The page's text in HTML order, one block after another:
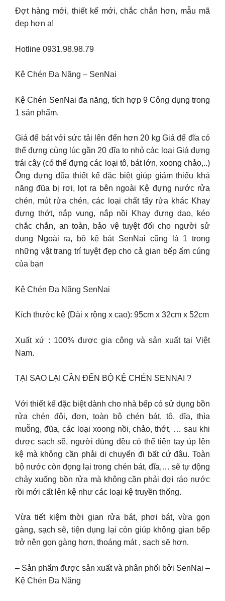
Đợt hàng mới, thiết kế mới, chắc chắn hơn, mẫu mã
đẹp hơn ạ!
Hotline 0931.98.98.79
Kệ Chén Đa Năng – SenNai
Kệ Chén SenNai đa năng, tích hợp 9 Công dụng trong
1 sản phẩm.
Giá để bát với sức tải lên đến hơn 20 kg Giá để đĩa có
thể đựng cùng lúc gần 20 đĩa to nhỏ các loại Giá đựng
trái cây (có thể đựng các loại tô, bát lớn, xoong chảo,..)
Ống đựng đũa thiết kế đặc biệt giúp giảm thiểu khả
năng đũa bị rơi, lọt ra bên ngoài Kệ đựng nước rửa
chén, mút rửa chén, các loại chất tẩy rửa khác Khay
đựng thớt, nắp vung, nắp nồi Khay đựng dao, kéo
chắc chắn, an toàn, bảo vệ tuyệt đối cho người sử
dụng Ngoài ra, bộ kệ bát SenNai cũng là 1 trong
những vật trang trí tuyệt đẹp cho cả gian bếp ấm cúng
của bạn
Kệ Chén Đa Năng SenNai
Kích thước kệ (Dài x rộng x cao): 95cm x 32cm x 52cm
Xuất xứ : 100% được gia công và sản xuất tại Việt
Nam.
TẠI SAO LẠI CẦN ĐẾN BỘ KỆ CHÉN SENNAI ?
Với thiết kế đặc biệt dành cho nhà bếp có sử dụng bồn
rửa chén đôi, đơn, toàn bộ chén bát, tô, dĩa, thìa
muỗng, đũa, các loại xoong nồi, chảo, thớt, … sau khi
được sạch sẽ, người dùng đều có thể tiện tay úp lên
kệ mà không cần phải di chuyển đi bất cứ đâu. Toàn
bộ nước còn đọng lại trong chén bát, đĩa,… sẽ tự động
chảy xuống bồn rửa mà không cần phải đợi ráo nước
rồi mới cất lên kệ như các loại kệ truyền thống.
Vừa tiết kiệm thời gian rửa bát, phơi bát, vừa gọn
gàng, sạch sẽ, tiện dụng lại còn giúp không gian bếp
trở nên gọn gàng hơn, thoáng mát , sạch sẽ hơn.
– Sản phẩm được sản xuất và phân phối bởi SenNai –
Kệ Chén Đa Năng